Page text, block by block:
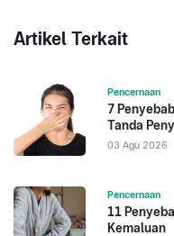
Artikel Terkait
Pencernaan
7
Tanda
03 Agu 2026
Pencernaan
11
Kemaluan